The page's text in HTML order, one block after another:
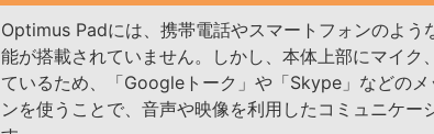
Optimus Padには、携帯電話やスマートフォンのよう
能が搭載されていません。しかし、本体上部にマイク
ているため、「Googleトーク」や「Skype」などの
ンを使うことで、音声や映像を利用したコミュニケー